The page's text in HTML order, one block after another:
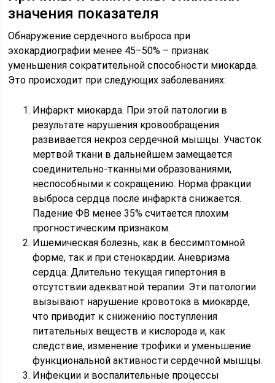
значения показателя
Обнаружение сердечного выброса при
эхокардиографии менее 45–50% – признак
уменьшения сократительной способности миокарда.
Это происходит при следующих заболеваниях:
Инфаркт миокарда. При этой патологии в
результате нарушения кровообращения
развивается некроз сердечной мышцы. Участок
мертвой ткани в дальнейшем замещается
соединительно-тканными образованиями,
неспособными к сокращению. Норма фракции
выброса сердца после инфаркта снижается.
Падение ФВ менее 35% считается плохим
прогностическим признаком.
Ишемическая болезнь, как в бессимптомной
форме, так и при стенокардии. Аневризма
сердца. Длительно текущая гипертония в
отсутствии адекватной терапии. Эти патологии
вызывают нарушение кровотока в миокарде,
что приводит к снижению поступления
питательных веществ и кислорода и, как
следствие, изменение трофики и уменьшение
функциональной активности сердечной мышцы.
Инфекции и воспалительные процессы